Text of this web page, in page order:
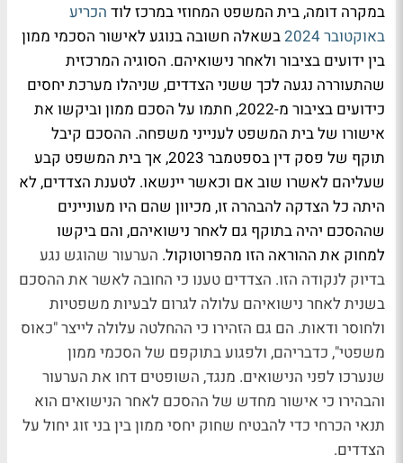
במקרה דומה, בית המשפט המחוזי במרכז לוד הכריע
באוקטובר 2024
בשאלה חשובה בנוגע לאישור הסכמי ממון
בין ידועים בציבור ולאחר נישואיהם. הסוגיה המרכזית
שהתעוררה נגעה לכך ששני הצדדים, שניהלו מערכת יחסים
כידועים בציבור מ-2022, חתמו על הסכם ממון וביקשו את
אישורו של בית המשפט לענייני משפחה. ההסכם קיבל
תוקף של פסק דין בספטמבר 2023, אך בית המשפט קבע
שעליהם לאשרו שוב אם וכאשר יינשאו. לטענת הצדדים, לא
היתה כל הצדקה להבהרה זו, מכיוון שהם היו מעוניינים
שההסכם יהיה בתוקף גם לאחר נישואיהם, והם ביקשו
למחוק את ההוראה הזו מהפרוטוקול. הערעור שהוגש נגע
בדיוק לנקודה הזו. הצדדים טענו כי החובה לאשר את ההסכם
בשנית לאחר נישואיהם עלולה לגרום לבעיות משפטיות
ולחוסר ודאות. הם גם הזהירו כי ההחלטה עלולה לייצר "כאוס
משפטי", כדבריהם, ולפגוע בתוקפם של הסכמי ממון
שנערכו לפני הנישואים. מנגד, השופטים דחו את הערעור
והבהירו כי אישור מחדש של ההסכם לאחר הנישואים הוא
תנאי הכרחי כדי להבטיח שחוק יחסי ממון בין בני זוג יחול על
הצדדים.